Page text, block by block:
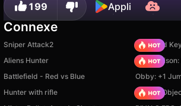
199 Appli
Connexe
Sniper Attack2
+1 Speed
Aliens Hunter
Barry Prison:
Battlefield - Red vs Blue
Obby: +1
Hunter with rifle
Hidden